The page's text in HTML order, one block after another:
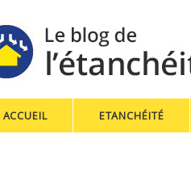
ACCUEIL ETANCHÉITÉ